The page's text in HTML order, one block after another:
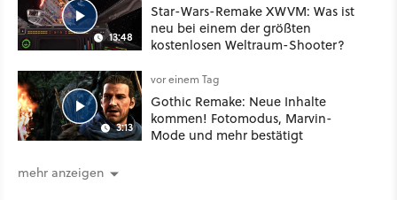
13:48
Star-Wars-Remake XWVM: Was ist
neu bei einem der größten
kostenlosen Weltraum-Shooter?
3:13
vor einem Tag
Gothic Remake: Neue Inhalte
kommen! Fotomodus, Marvin-
Mode und mehr bestätigt
mehr anzeigen